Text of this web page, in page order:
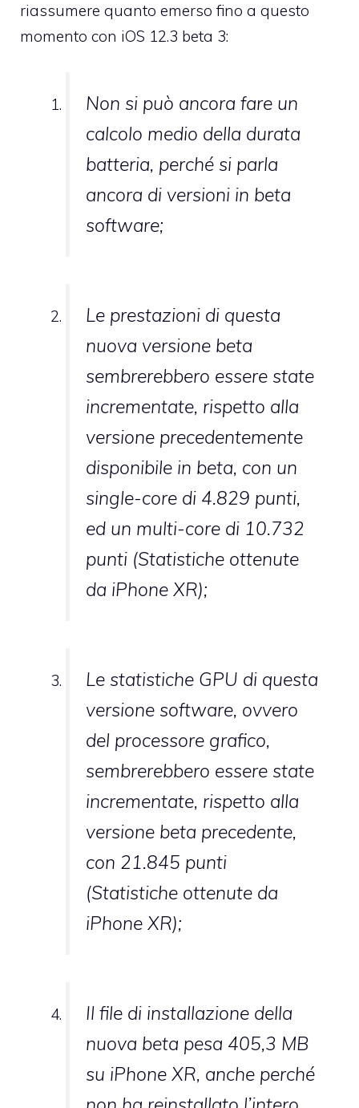
riassumere quanto emerso fino a questo
momento con iOS 12.3 beta 3:
Non si può ancora fare un
calcolo medio della durata
batteria, perché si parla
ancora di versioni in beta
software;
Le prestazioni di questa
nuova versione beta
sembrerebbero essere state
incrementate, rispetto alla
versione precedentemente
disponibile in beta, con un
single-core di 4.829 punti,
ed un multi-core di 10.732
punti (Statistiche ottenute
da iPhone XR);
Le statistiche GPU di questa
versione software, ovvero
del processore grafico,
sembrerebbero essere state
incrementate, rispetto alla
versione beta precedente,
con 21.845 punti
(Statistiche ottenute da
iPhone XR);
Il file di installazione della
nuova beta pesa 405,3 MB
su iPhone XR, anche perché